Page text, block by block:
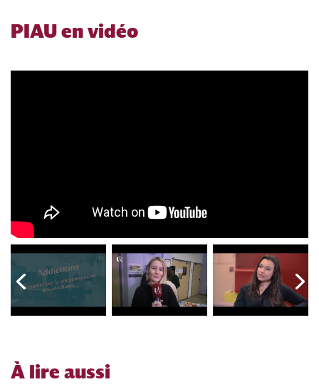
PIAU en vidéo
À lire aussi